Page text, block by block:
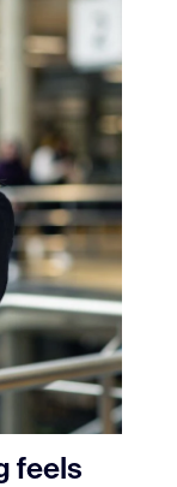
feels